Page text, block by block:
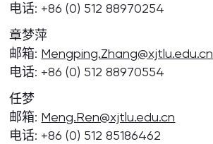
电话: +86 (0) 512 88970254
章梦萍
邮箱: Mengping.Zhang@xjtlu.edu.cn
电话: +86 (0) 512 88970554
任梦
邮箱: Meng.Ren@xjtlu.edu.cn
电话: +86 (0) 512 85186462